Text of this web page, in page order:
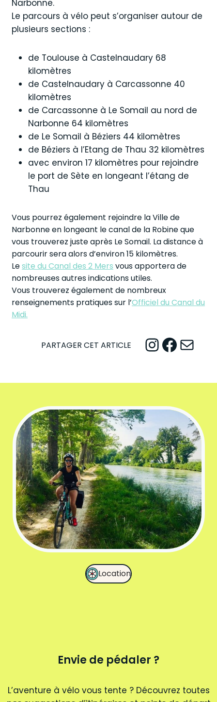
Narbonne.
Le parcours à vélo peut s’organiser autour de
plusieurs sections :
de Toulouse à Castelnaudary 68
kilomètres
de Castelnaudary à Carcassonne 40
kilomètres
de Carcassonne à Le Somail au nord de
Narbonne 64 kilomètres
de Le Somail à Béziers 44 kilomètres
de Béziers à l’Etang de Thau 32 kilomètres
avec environ 17 kilomètres pour rejoindre
le port de Sète en longeant l’étang de
Thau
Vous pourrez également rejoindre la Ville de
Narbonne en longeant le canal de la Robine que
vous trouverez juste après Le Somail. La distance à
parcourir sera alors d’environ 15 kilomètres.
Lesite du Canal des 2 Mers vous apportera de
nombreuses autres indications utiles.
Vous trouverez également de nombreux
renseignements pratiques sur l’Officiel du Canal du
Midi.
PARTAGER CET ARTICLE InstagramFacebook Mail
Location
Envie de pédaler ?
L’aventure à vélo vous tente ? Découvrez toutes